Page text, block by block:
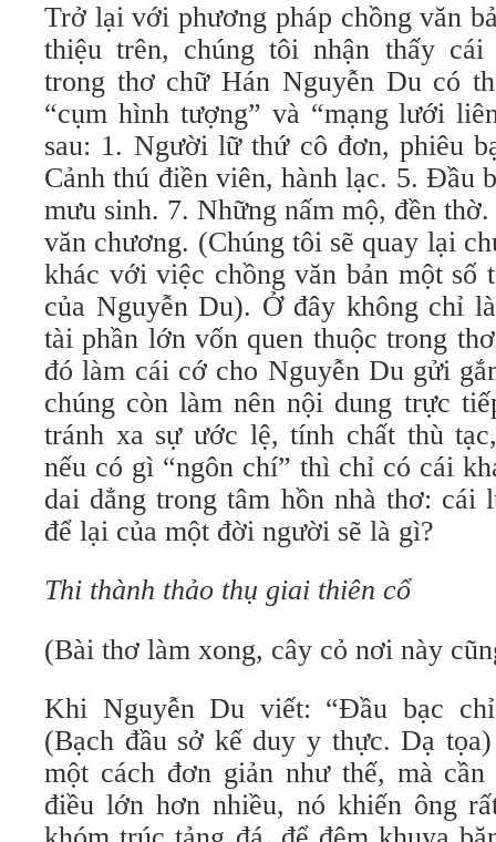
Trở lại với phương pháp chồng văn
thiệu trên, chúng tôi nhận thấy cái
trong thơ chữ Hán Nguyễn Du có
“cụm hình tượng” và “mạng lưới
sau: 1. Người lữ thứ cô đơn, phiêu
Cảnh thú điền viên, hành lạc. 5. Đầu
mưu sinh. 7. Những nấm mộ, đền
văn chương. (Chúng tôi sẽ quay lại
khác với việc chồng văn bản một số
của Nguyễn Du). Ở đây không chỉ
tài phần lớn vốn quen thuộc trong
đó làm cái cớ cho Nguyễn Du gửi
chúng còn làm nên nội dung trực
tránh xa sự ước lệ, tính chất thù
nếu có gì “ngôn chí” thì chỉ có cái
dai dẳng trong tâm hồn nhà thơ:
để lại của một đời người sẽ là gì?
Thi thành thảo thụ giai thiên cổ
(Bài thơ làm xong, cây cỏ nơi này
Khi Nguyễn Du viết: “Đầu bạc
(Bạch đầu sở kế duy y thực. Dạ
một cách đơn giản như thế, mà
điều lớn hơn nhiều, nó khiến ông